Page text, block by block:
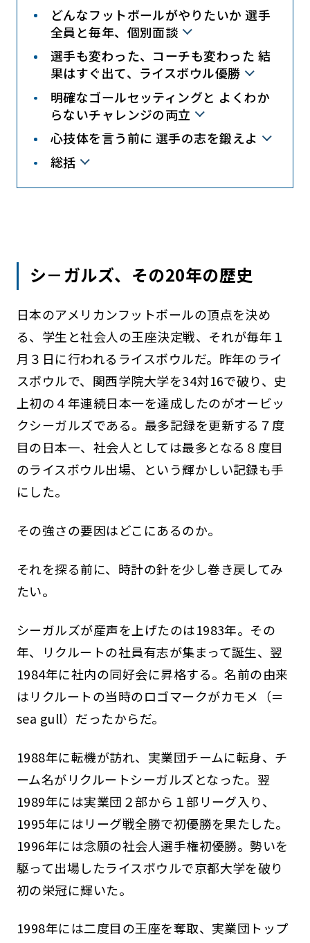
どんなフットボールがやりたいか 選手
全員と毎年、個別面談
選手も変わった、コーチも変わった 結
果はすぐ出て、ライスボウル優勝
明確なゴールセッティングと よくわか
らないチャレンジの両立
心技体を言う前に 選手の志を鍛えよ
総括
シ－ガルズ、その20年の歴史
日本のアメリカンフットボールの頂点を決め
る、学生と社会人の王座決定戦、それが毎年１
月３日に行われるライスボウルだ。昨年のライ
スボウルで、関西学院大学を34対16で破り、史
上初の４年連続日本一を達成したのがオービッ
クシーガルズである。最多記録を更新する７度
目の日本一、社会人としては最多となる８度目
のライスボウル出場、という輝かしい記録も手
にした。
その強さの要因はどこにあるのか。
それを探る前に、時計の針を少し巻き戻してみ
たい。
シーガルズが産声を上げたのは1983年。その
年、リクルートの社員有志が集まって誕生、翌
1984年に社内の同好会に昇格する。名前の由来
はリクルートの当時のロゴマークがカモメ（＝
sea gull）だったからだ。
1988年に転機が訪れ、実業団チームに転身、チ
ーム名がリクルートシーガルズとなった。翌
1989年には実業団２部から１部リーグ入り、
1995年にはリーグ戦全勝で初優勝を果たした。
1996年には念願の社会人選手権初優勝。勢いを
駆って出場したライスボウルで京都大学を破り
初の栄冠に輝いた。
1998年には二度目の王座を奪取、実業団トップ